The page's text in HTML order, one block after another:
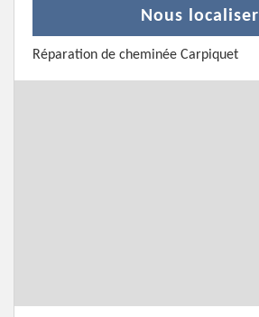
Nous localiser
Réparation de cheminée Carpiquet